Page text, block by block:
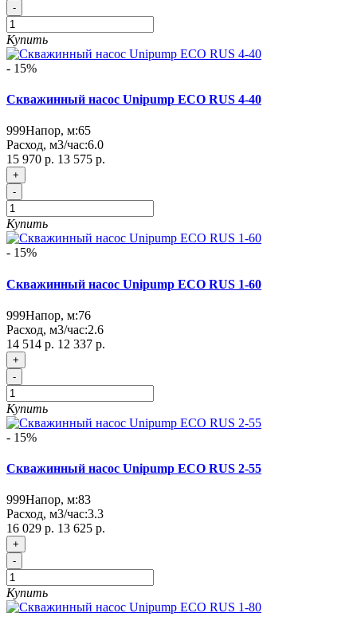
-
Купить
- 15%
Скважинный насос Unipump ECO RUS 4-40
999Напор, м:65
Расход, м3/час:6.0
15 970 р. 13 575 р.
+
-
Купить
- 15%
Скважинный насос Unipump ECO RUS 1-60
999Напор, м:76
Расход, м3/час:2.6
14 514 р. 12 337 р.
+
-
Купить
- 15%
Скважинный насос Unipump ECO RUS 2-55
999Напор, м:83
Расход, м3/час:3.3
16 029 р. 13 625 р.
+
-
Купить